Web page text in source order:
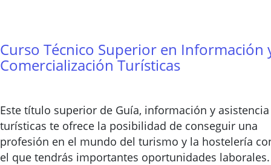
Curso Técnico Superior en Información
Comercialización Turísticas
Este título superior de Guía, información y asistencia
turísticas te ofrece la posibilidad de conseguir una
profesión en el mundo del turismo y la hostelería
el que tendrás importantes oportunidades laborales.